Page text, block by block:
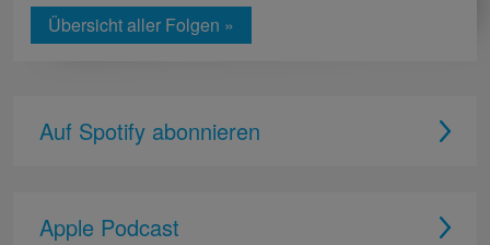
Übersicht aller Folgen »
Auf Spotify abonnieren
Apple Podcast